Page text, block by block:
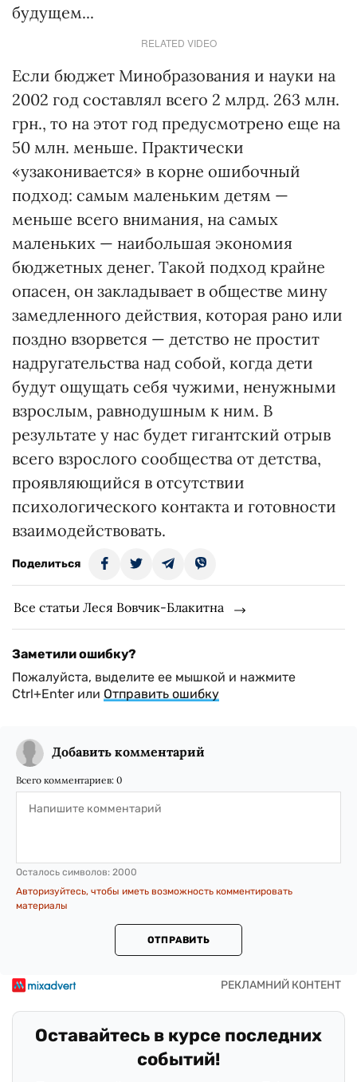
будущем...
RELATED VIDEO
Если бюджет Минобразования и науки на
2002 год составлял всего 2 млрд. 263 млн.
грн., то на этот год предусмотрено еще на
50 млн. меньше. Практически
«узаконивается» в корне ошибочный
подход: самым маленьким детям —
меньше всего внимания, на самых
маленьких — наибольшая экономия
бюджетных денег. Такой подход крайне
опасен, он закладывает в обществе мину
замедленного действия, которая рано или
поздно взорвется — детство не простит
надругательства над собой, когда дети
будут ощущать себя чужими, ненужными
взрослым, равнодушным к ним. В
результате у нас будет гигантский отрыв
всего взрослого сообщества от детства,
проявляющийся в отсутствии
психологического контакта и готовности
взаимодействовать.
Поделиться
Все статьи Леся Вовчик-Блакитна
Заметили ошибку?
Пожалуйста, выделите ее мышкой и нажмите
Ctrl+Enter или Отправить ошибку
Добавить комментарий
Всего комментариев: 0
Осталось символов: 2000
Авторизуйтесь, чтобы иметь возможность комментировать
материалы
ОТПРАВИТЬ
Оставайтесь в курсе последних
событий!